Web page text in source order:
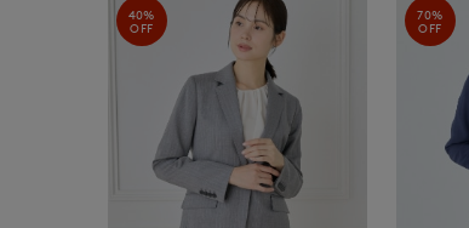
40%
OFF
70%
OFF